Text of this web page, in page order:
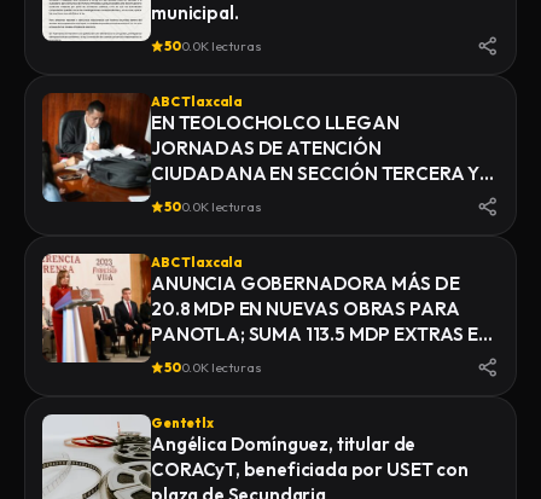
municipal.
500.0K lecturas
ABC Tlaxcala
EN TEOLOCHOLCO LLEGAN
JORNADAS DE ATENCIÓN
CIUDADANA EN SECCIÓN TERCERA Y
ACXOTLA DEL MONTE
500.0K lecturas
ABC Tlaxcala
ANUNCIA GOBERNADORA MÁS DE
20.8 MDP EN NUEVAS OBRAS PARA
PANOTLA; SUMA 113.5 MDP EXTRAS EN
INFRAESTRUCTURA
500.0K lecturas
Gentetlx
Angélica Domínguez, titular de
CORACyT, beneficiada por USET con